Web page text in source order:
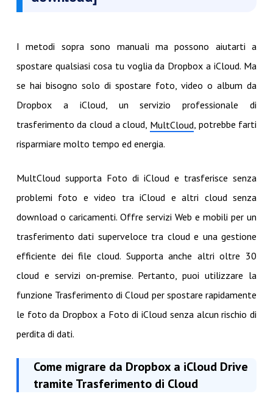
I metodi sopra sono manuali ma possono aiutarti a
spostare qualsiasi cosa tu voglia da Dropbox a iCloud. Ma
se hai bisogno solo di spostare foto, video o album da
Dropbox a iCloud, un servizio professionale di
trasferimento da cloud a cloud, MultCloud , potrebbe farti
risparmiare molto tempo ed energia.
MultCloud supporta Foto di iCloud e trasferisce senza
problemi foto e video tra iCloud e altri cloud senza
download o caricamenti. Offre servizi Web e mobili per un
trasferimento dati superveloce tra cloud e una gestione
efficiente dei file cloud. Supporta anche altri oltre 30
cloud e servizi on-premise. Pertanto, puoi utilizzare la
funzione Trasferimento di Cloud per spostare rapidamente
le foto da Dropbox a Foto di iCloud senza alcun rischio di
perdita di dati.
Come migrare da Dropbox a iCloud Drive
tramite Trasferimento di Cloud